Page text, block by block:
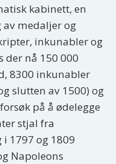
kabinett, en
medaljer og
inkunabler og
der nå 150 000
8300 inkunabler
slutten av 1500) og
på å ødelegge
stjal fra
1797 og 1809
Napoleons